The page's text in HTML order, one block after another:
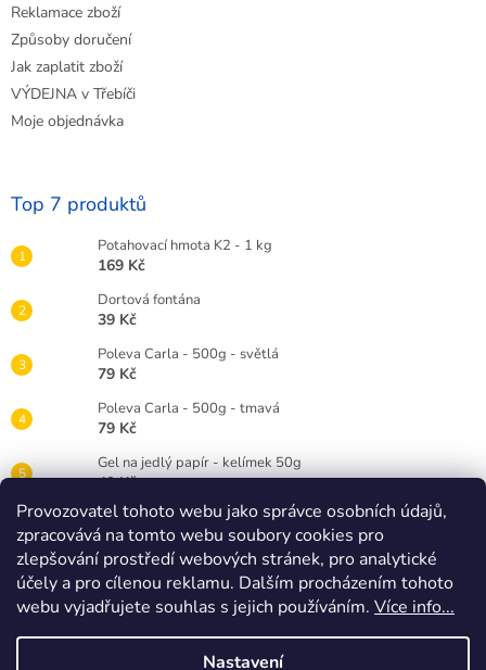
Provozovatel tohoto webu jako správce osobních údajů,
zpracovává na tomto webu soubory cookies pro
zlepšování prostředí webových stránek, pro analytické
účely a pro cílenou reklamu. Dalším procházením tohoto
webu vyjadřujete souhlas s jejich používáním. Více info...
Nastavení
Reklamace zboží
Způsoby doručení
Jak zaplatit zboží
VÝDEJNA v Třebíči
Moje objednávka
Top 7 produktů
Potahovací hmota K2 - 1 kg
169 Kč
Dortová fontána
39 Kč
Poleva Carla - 500g - světlá
79 Kč
Poleva Carla - 500g - tmavá
79 Kč
Gel na jedlý papír - kelímek 50g
49 Kč
Gelová barva Wilton 28g - červená RED
89 Kč
Dortová svíčka číslice bílá - 3
25 Kč